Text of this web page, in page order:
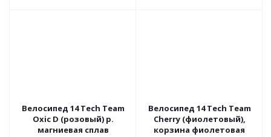
Велосипед 14 Tech Team
Oxic D (розовый) р.
магниевая сплав
Велосипед 14 Tech Team
Cherry (фиолетовый),
корзина фиолетовая